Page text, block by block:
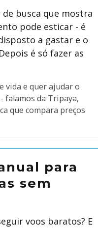
busca que mostra
pode esticar - é
a gastar e o
é só fazer as
vida e quer ajudar o
falamos da Tripaya,
que compara preços
para
sem
voos baratos? E